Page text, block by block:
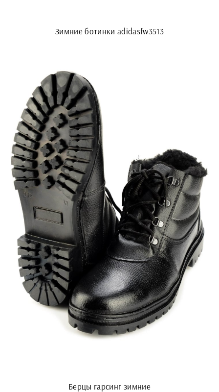
Зимние ботинки adidasfw3513
Берцы гарсинг зимние